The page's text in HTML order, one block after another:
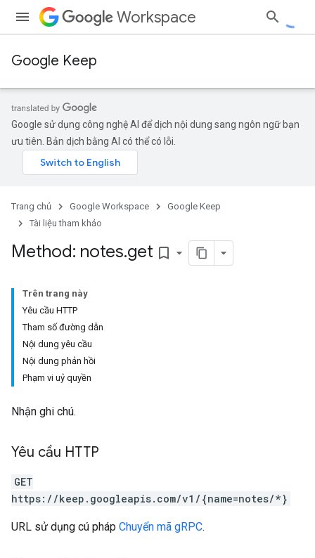
Workspace
Google Keep
Google sử dụng công nghệ AI để dịch nội dung sang ngôn ngữ bạn
ưu tiên. Bản dịch bằng AI có thể có lỗi.
Trang chủ Google Workspace
Google Keep
Tài liệu tham khảo
Method: notes.get bookmark_border
Trên trang này
Yêu cầu HTTP
Tham số đường dẫn
Nội dung yêu cầu
Nội dung phản hồi
Phạm vi uỷ quyền
Nhận ghi chú.
Yêu cầu HTTP
GET
https://keep.googleapis.com/v1/{name=notes/*}
URL sử dụng cú pháp Chuyển mã gRPC.